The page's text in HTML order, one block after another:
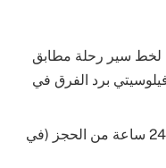
لخط سير رحلة مطابق
ترافيلوسيتي برد الفرق في
إلغاء مجاني للرحلات الجوية خلال 24 ساعة من الحجز (في